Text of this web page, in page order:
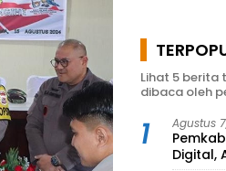
Lihat 5 berita
dibaca oleh
1 Agustus
Digital,